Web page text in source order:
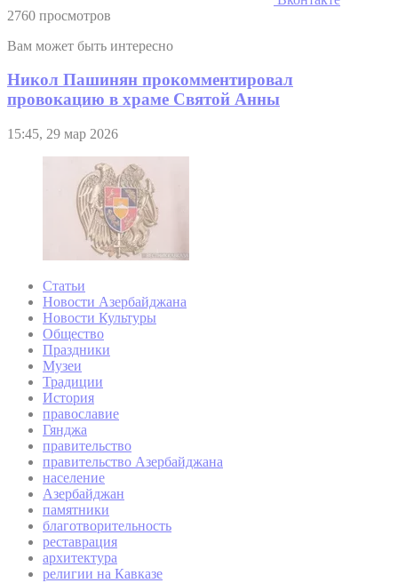
2760 просмотров
Вам может быть интересно
Никол Пашинян прокомментировал
провокацию в храме Святой Анны
15:45, 29 мар 2026
Статьи
Новости Азербайджана
Новости Культуры
Общество
Праздники
Музеи
Традиции
История
православие
Гянджа
правительство
правительство Азербайджана
население
Азербайджан
памятники
благотворительность
реставрация
архитектура
религии на Кавказе